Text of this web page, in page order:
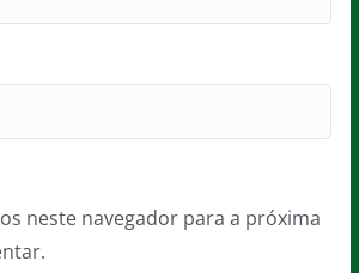
neste navegador para a próxima